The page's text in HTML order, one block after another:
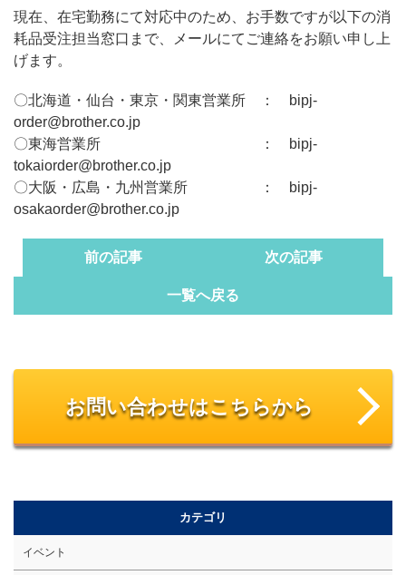
現在、在宅勤務にて対応中のため、お手数ですが以下の消
耗品受注担当窓口まで、メールにてご連絡をお願い申し上
げます。
〇北海道・仙台・東京・関東営業所 ：
bipj-
order@brother.co.jp
〇東海営業所 ：
bipj-
tokaiorder@brother.co.jp
〇大阪・広島・九州営業所 ：
bipj-
osakaorder@brother.co.jp
前の記事 次の記事
一覧へ戻る
お問い合わせはこちらから
カテゴリ
イベント